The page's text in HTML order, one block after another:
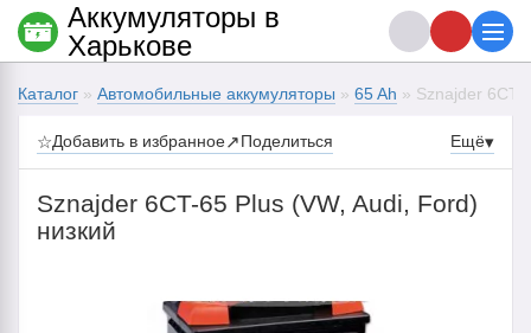
Каталог » Автомобильные аккумуляторы » 65 Ah » Sznajder 6CT-
☆Добавить в избранное↗Поделиться Ещё▾
Sznajder 6CT-65 Plus (VW, Audi, Ford)
низкий
Аккумуляторы в
Харькове